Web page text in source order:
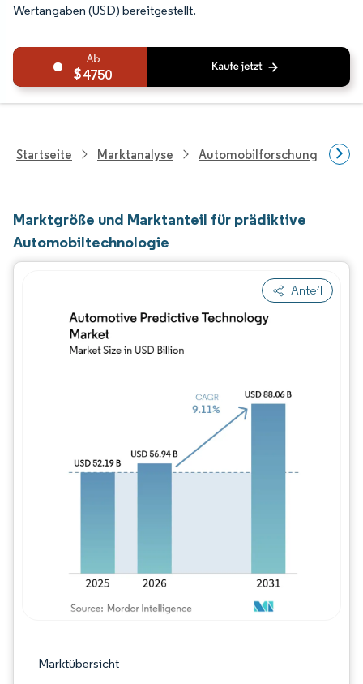
Wertangaben (USD) bereitgestellt.
4750
Startseite Marktanalyse Automobilforschung
Marktgröße und Marktanteil für prädiktive
Automobiltechnologie
Anteil
Marktübersicht
Bild © Mordor Intelligence.